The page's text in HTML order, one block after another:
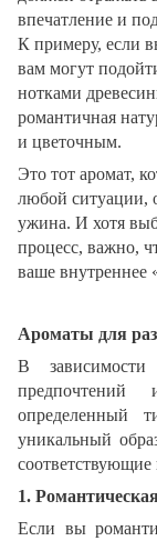
впечатление и
К примеру, если
вам могут
нотками
романтичная
и цветочным.
Это тот аромат,
любой ситуации,
ужина. И хотя
процесс, важно,
ваше внутреннее
Ароматы для
В
определенный
уникальный
1.
Если вы